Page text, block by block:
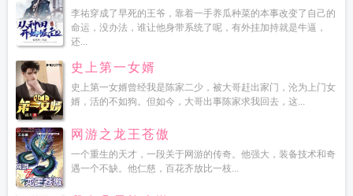
李祐穿成了早死的王爷，靠着一手养瓜种菜的本事改变了自己的
命运，没办法，谁让他身带系统了呢，有外挂加持就是牛逼，
还...
史上第一女婿
史上第一女婿曾经我是陈家二少，被大哥赶出家门，沦为上门女
婿，活的不如狗。但如今，大哥出事陈家求我回去，这...
网游之龙王苍傲
一个重生的天才，一段关于网游的传奇。他强大，装备技术和奇
遇一个不缺。他仁慈，百花齐放比一枝...